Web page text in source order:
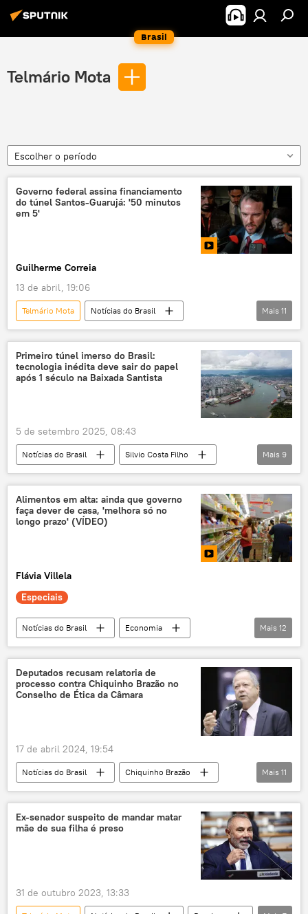
Brasil
Telmário Mota
Escolher o período
Governo federal assina financiamento
do túnel Santos-Guarujá: '50 minutos
em 5'
Guilherme Correia
13 de abril, 19:06
Telmário Mota
Notícias do Brasil
Economia
Geraldo Alckmin
Tarcísio de Freitas
São Paulo
Brasil
América Latina
União
Santos
Mais 11
Primeiro túnel imerso do Brasil:
tecnologia inédita deve sair do papel
após 1 século na Baixada Santista
5 de setembro 2025, 08:43
Notícias do Brasil
Silvio Costa Filho
Brasil
Guarujá
São Paulo
B3
infraestrutura
Programa de Aceleração do Crescimento (PAC)
Mais 9
Alimentos em alta: ainda que governo
faça dever de casa, 'melhora só no
longo prazo' (VÍDEO)
Flávia Villela
Especiais
Notícias do Brasil
Economia
Luiz Inácio Lula da Silva
Brasil
ONU
economia mundial
agricultura
alimentação
Organização das Nações Unidas
Mais 12
Deputados recusam relatoria de
processo contra Chiquinho Brazão no
Conselho de Ética da Câmara
17 de abril 2024, 19:54
Notícias do Brasil
Chiquinho Brazão
Chico Alencar
Conselho de Ética
Câmara dos Deputados
relator
mandante
assassinato
desistência
lista tríplice
Mais 11
Ex-senador suspeito de mandar matar
mãe de sua filha é preso
31 de outubro 2023, 13:33